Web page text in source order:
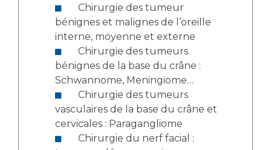
bénignes et malignes de l’oreille
interne, moyenne et externe
bénignes de la base du crâne :
Schwannome, Meningiome…
vasculaires de la base du crâne et
cervicales : Paragangliome